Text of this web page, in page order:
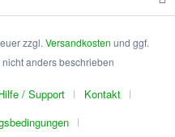
zzgl. Versandkosten und ggf.
anders beschrieben
/ Support
Kontakt